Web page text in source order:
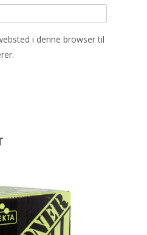
i denne browser til